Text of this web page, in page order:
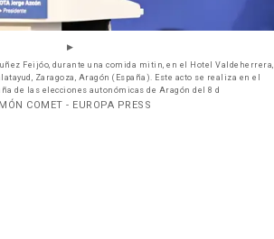
Feijóo, durante una comida mitin, en el Hotel Valdeherrera,
Zaragoza, Aragón (España). Este acto se realiza en el
de las elecciones autonómicas de Aragón del 8 d
COMET - EUROPA PRESS